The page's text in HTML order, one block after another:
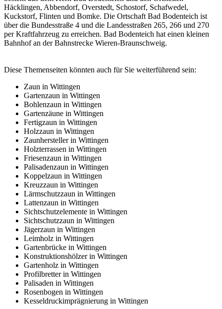
Häcklingen, Abbendorf, Overstedt, Schostorf, Schafwedel,
Kuckstorf, Flinten und Bomke. Die Ortschaft Bad Bodenteich ist
über die Bundesstraße 4 und die Landesstraßen 265, 266 und 270
per Kraftfahrzeug zu erreichen. Bad Bodenteich hat einen kleinen
Bahnhof an der Bahnstrecke Wieren-Braunschweig.
Diese Themenseiten könnten auch für Sie weiterführend sein:
Zaun in Wittingen
Gartenzaun in Wittingen
Bohlenzaun in Wittingen
Gartenzäune in Wittingen
Fertigzaun in Wittingen
Holzzaun in Wittingen
Zaunhersteller in Wittingen
Holzterrassen in Wittingen
Friesenzaun in Wittingen
Palisadenzaun in Wittingen
Koppelzaun in Wittingen
Kreuzzaun in Wittingen
Lärmschutzzaun in Wittingen
Lattenzaun in Wittingen
Sichtschutzelemente in Wittingen
Sichtschutzzaun in Wittingen
Jägerzaun in Wittingen
Leimholz in Wittingen
Gartenbrücke in Wittingen
Konstruktionshölzer in Wittingen
Gartenholz in Wittingen
Profilbretter in Wittingen
Palisaden in Wittingen
Rosenbogen in Wittingen
Kesseldruckimprägnierung in Wittingen